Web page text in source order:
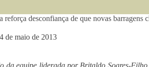
reforça desconfiança de que novas barragens
de maio de 2013
da equipe liderada por Britaldo Soares-